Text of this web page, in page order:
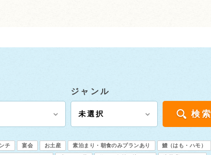
チ 宴会 お土産 素泊まり・朝食のみプランあり
鱧（はも・ハモ）
ジャンル
検索